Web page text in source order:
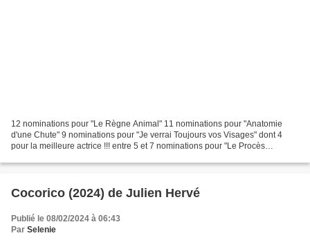
12 nominations pour "Le Règne Animal" 11 nominations pour "Anatomie
d'une Chute" 9 nominations pour "Je verrai Toujours vos Visages" dont 4
pour la meilleure actrice !!! entre 5 et 7 nominations pour "Le Procès
Cocorico (2024) de Julien Hervé
Publié le 08/02/2024 à 06:43
Par Selenie